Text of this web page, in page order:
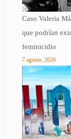
Caso Valeria
que podrían
feminicidio
7 agosto, 2026